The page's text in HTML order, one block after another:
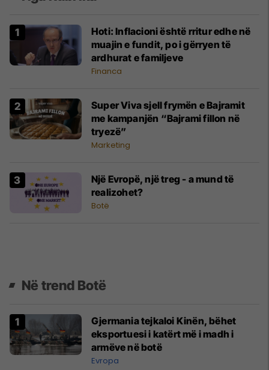
Hoti: Inflacioni është rritur edhe në
muajin e fundit, po i gërryen të
ardhurat e familjeve
Financa
Super Viva sjell frymën e Bajramit
me kampanjën “Bajrami fillon në
tryezë”
Marketing
Një Evropë, një treg - a mund të
realizohet?
Botë
Në trend Botë
Gjermania tejkaloi Kinën, bëhet
eksportuesi i katërt më i madh i
armëve në botë
Evropa